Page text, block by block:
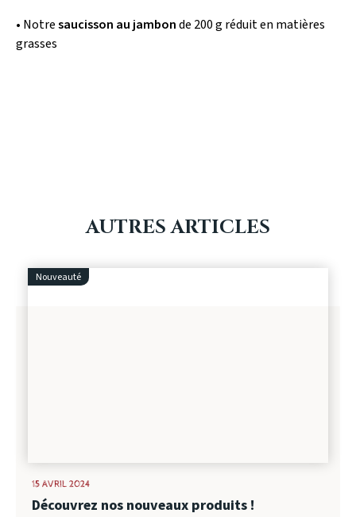
• Notresaucisson au jambonde 200 g réduit en matières
grasses
AUTRES ARTICLES
Nouveauté
15 AVRIL 2024
Découvrez nos nouveaux produits !